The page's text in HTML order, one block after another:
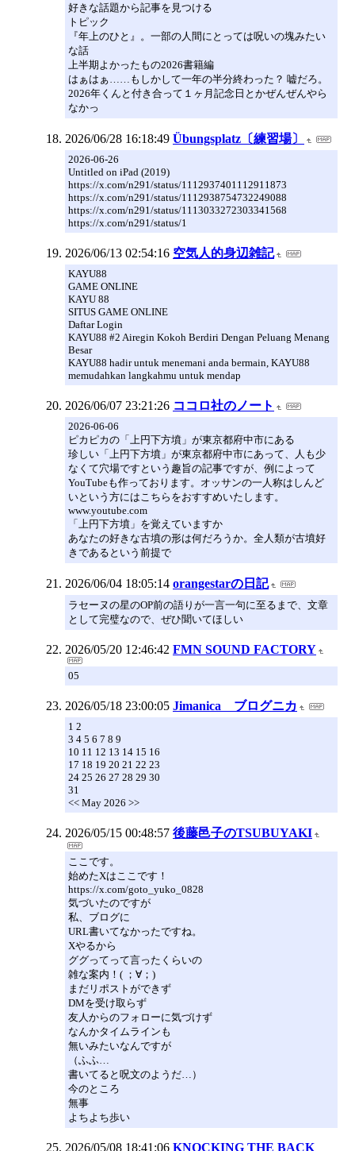
好きな話題から記事を見つける
トピック
『年上のひと』。一部の人間にとっては呪いの塊みたい
な話
上半期よかったもの2026書籍編
はぁはぁ……もしかして一年の半分終わった？ 嘘だろ。
2026年くんと付き合って１ヶ月記念日とかぜんぜんやら
なかっ
2026/06/28 16:18:49 Übungsplatz〔練習場〕
2026-06-26
Untitled on iPad (2019)
https://x.com/n291/status/1112937401112911873
https://x.com/n291/status/1112938754732249088
https://x.com/n291/status/1113033272303341568
https://x.com/n291/status/1
2026/06/13 02:54:16 空気人的身辺雑記
KAYU88
GAME ONLINE
KAYU 88
SITUS GAME ONLINE
Daftar Login
KAYU88 #2 Airegin Kokoh Berdiri Dengan Peluang Menang
Besar
KAYU88 hadir untuk menemani anda bermain, KAYU88
memudahkan langkahmu untuk mendap
2026/06/07 23:21:26 ココロ社のノート
2026-06-06
ピカピカの「上円下方墳」が東京都府中市にある
珍しい「上円下方墳」が東京都府中市にあって、人も少
なくて穴場ですという趣旨の記事ですが、例によって
YouTubeも作っております。オッサンの一人称はしんど
いという方にはこちらをおすすめいたします。
www.youtube.com
「上円下方墳」を覚えていますか
あなたの好きな古墳の形は何だろうか。全人類が古墳好
きであるという前提で
2026/06/04 18:05:14 orangestarの日記
ラセーヌの星のOP前の語りが一言一句に至るまで、文章
として完璧なので、ぜひ聞いてほしい
2026/05/20 12:46:42 FMN SOUND FACTORY
05
2026/05/18 23:00:05 Jimanica ブログニカ
1 2
3 4 5 6 7 8 9
10 11 12 13 14 15 16
17 18 19 20 21 22 23
24 25 26 27 28 29 30
31
<< May 2026 >>
2026/05/15 00:48:57 後藤邑子のTSUBUYAKI
ここです。
始めたXはここです！
https://x.com/goto_yuko_0828
気づいたのですが
私、ブログに
URL書いてなかったですね。
Xやるから
ググってって言ったくらいの
雑な案内！( ；∀；)
まだリポストができず
DMを受け取らず
友人からのフォローに気づけず
なんかタイムラインも
無いみたいなんですが
（ふふ…
書いてると呪文のようだ…）
今のところ
無事
よちよち歩い
2026/05/08 18:41:06 KNOCKING THE BACK